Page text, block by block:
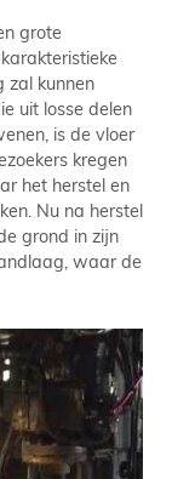
grote
zal kunnen
uit losse delen
is de vloer
kregen
het herstel en
Nu na herstel
grond in zijn
waar de